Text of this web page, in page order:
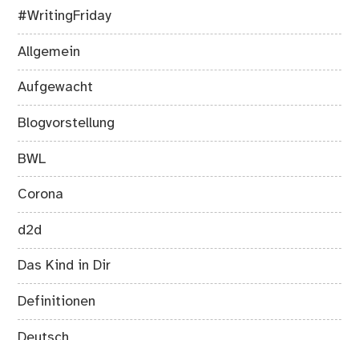
#WritingFriday
Allgemein
Aufgewacht
Blogvorstellung
BWL
Corona
d2d
Das Kind in Dir
Definitionen